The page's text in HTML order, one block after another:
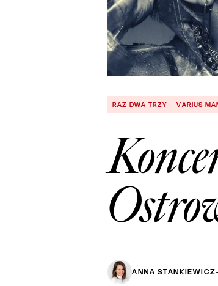
RAZ DWA TRZY VARIUS
ANNA